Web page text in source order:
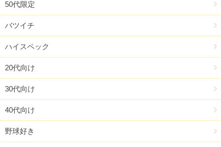
50代限定
バツイチ
ハイスペック
20代向け
30代向け
40代向け
野球好き